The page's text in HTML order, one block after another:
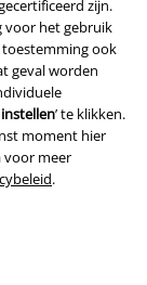
zijn.
voor het gebruik
toestemming ook
geval worden
’ te klikken.
moment hier
voor meer
.